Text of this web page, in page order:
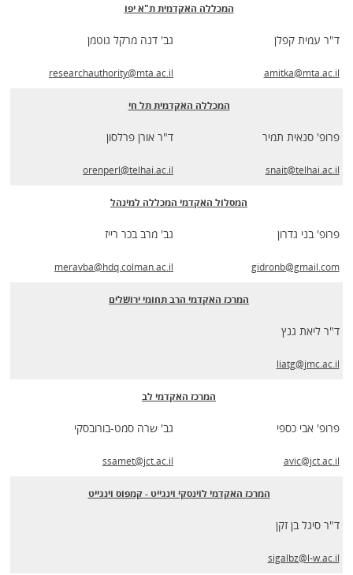
המכללה האקדמית ת"א יפו
ד"ר עמית קפלן
amitka@mta.ac.il
גב' דנה מרקל גוטמן
researchauthority@mta.ac.il
המכללה האקדמית תל חי
פרופ' סנאית תמיר
snait@telhai.ac.il
ד"ר אורן פרלסון
orenperl@telhai.ac.il
המסלול האקדמי המכללה למינהל
פרופ' בני גדרון
gidronb@gmail.com
גב' מרב בכר רייז
meravba@hdq.colman.ac.il
המרכז האקדמי הרב תחומי ירושלים
ד"ר ליאת גנץ
liatg@jmc.ac.il
המרכז האקדמי לב
פרופ' אבי כספי
avic@jct.ac.il
גב' שרה סמט-בורובסקי
ssamet@jct.ac.il
המרכז האקדמי לוינסקי וינגייט - קמפוס וינגייט
ד"ר סיגל בן זקן
sigalbz@l-w.ac.il